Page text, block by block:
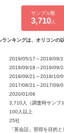
サンプル数
3,710人
ンキングは、オリコンの
2019/05/17～2019/09/
2019/09/18～2019/09/
2018/09/21～2018/10/
2017/08/21～2017/09/
2020/01/06
3,710人（調査時サンプ
100人以上
25社
「英会話」習得を目的